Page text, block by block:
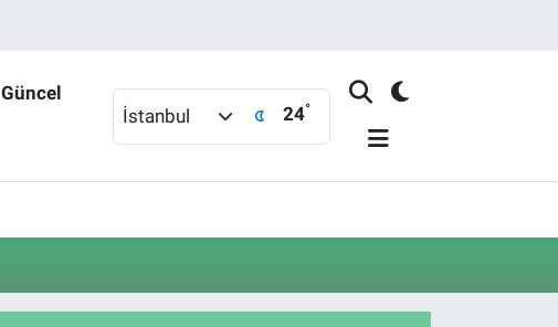
Güncel
İstanbul 24°